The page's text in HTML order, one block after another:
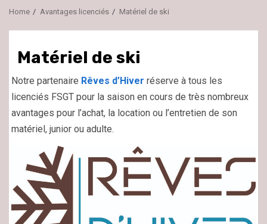
Home Avantages licenciés Matériel de ski
Matériel de ski
Notre partenaire Rêves d’Hiver réserve à tous les
licenciés FSGT pour la saison en cours de très nombreux
avantages pour l’achat, la location ou l’entretien de son
matériel, junior ou adulte.